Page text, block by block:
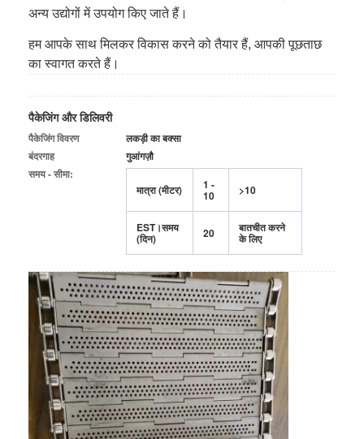
हमारे बारे में
फैक्टरी यात्रा
गुणवत्ता नियंत्रण
हमसे संपर्क करें
स्टेनलेस स्टील जाल बेल्ट
सर्पिल वायर मेष
उच्च तापमान वायर मेष
खाद्य जाल बेल्ट
अन्य उद्योगों में उपयोग किए जाते हैं।
हम आपके साथ मिलकर विकास करने को तैयार हैं, आपकी पूछताछ
का स्वागत करते हैं।
पैकेजिंग और डिलिवरी
पैकेजिंग विवरण
लकड़ी का बक्सा
बंदरगाह
गुआंगज़ौ
समय - सीमा:
मात्रा (मीटर)
1 -
10 >10
EST।समय
(दिन) 20 बातचीत करने
के लिए